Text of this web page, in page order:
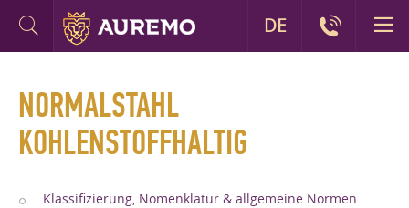
NORMALSTAHL
KOHLENSTOFFHALTIG
Klassifizierung, Nomenklatur & allgemeine Normen
DE